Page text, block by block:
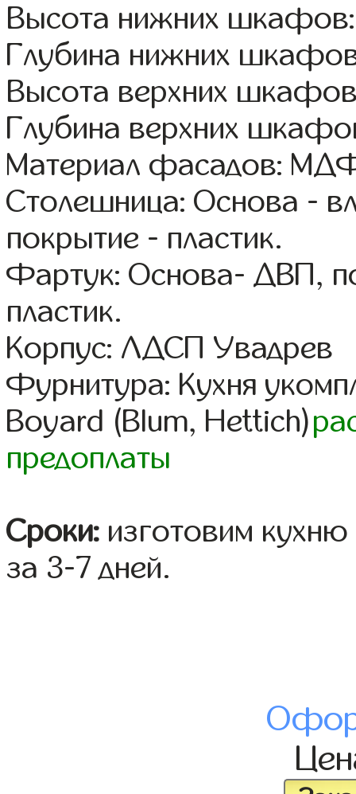
Высота нижних
Глубина нижних
Высота верхних
Глубина верхних
Материал фасадов:
Столешница: Основа -
покрытие - пластик.
Фартук: Основа- ДВП,
пластик.
Корпус: ЛДСП Увадрев
Фурнитура: Кухня
Boyard (Blum, Hettich)
предоплаты
Сроки: изготовим
за 3-7 дней.